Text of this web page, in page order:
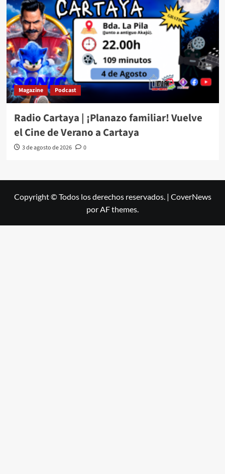
Magazine Podcast
Radio Cartaya | ¡Planazo familiar! Vuelve
el Cine de Verano a Cartaya
3 de agosto de 2026 0
Copyright © Todos los derechos reservados. | CoverNews
por AF themes.